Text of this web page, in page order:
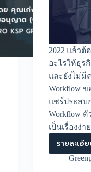
2022 แล้วต้
อะไรให้ธุร
และยังไม่มี
Workflow
แชร์ประสบ
Workflow
เป็นเรื่องง่าย
รายละเอี
ธุ
เป็น